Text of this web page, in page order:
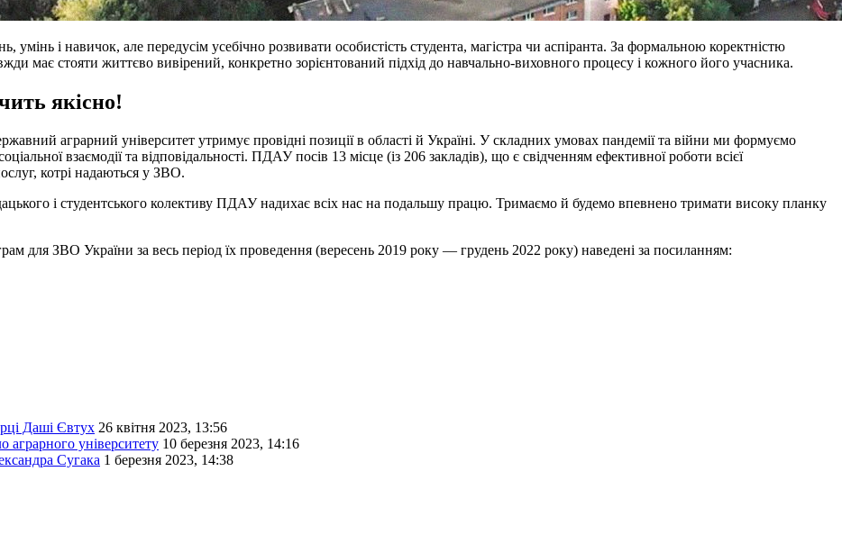
і навичок, але передусім усебічно розвивати особистість студента, магістра чи аспіранта. За формальною коректністю
має стояти життєво вивірений, конкретно зорієнтований підхід до навчально-виховного процесу і кожного його учасника.
якісно! ⠀⠀⠀⠀⠀
аграрний університет утримує провідні позиції в області й Україні. У складних умовах пандемії та війни ми формуємо
взаємодії та відповідальності. ПДАУ посів 13 місце (із 206 закладів), що є свідченням ефективної роботи всієї
котрі надаються у ЗВО.
і студентського колективу ПДАУ надихає всіх нас на подальшу працю. Тримаємо й будемо впевнено тримати високу планку
для ЗВО України за весь період їх проведення (вересень 2019 року — грудень 2022 року) наведені за посиланням:
Даші Євтух 26 квітня 2023, 13:56
аграрного університету 10 березня 2023, 14:16
Сугака 1 березня 2023, 14:38